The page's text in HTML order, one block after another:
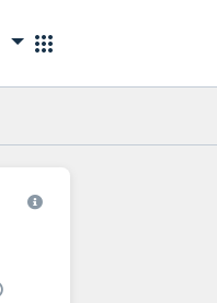
apps